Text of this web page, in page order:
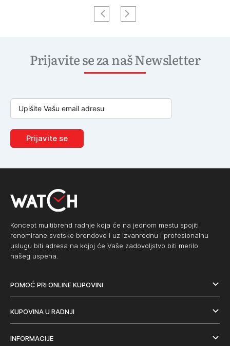
Prijavite se za naš Newsletter
Prijavite se
Koncept multibrend radnje koja će na jednom mestu spojiti
renomirane svetske brendove i uz izvanrednu i profesionalnu
uslugu biti adresa na kojoj će Vaše zadovoljstvo biti merilo
našeg uspeha.
POMOĆ PRI ONLINE KUPOVINI
KUPOVINA U RADNJI
INFORMACIJE